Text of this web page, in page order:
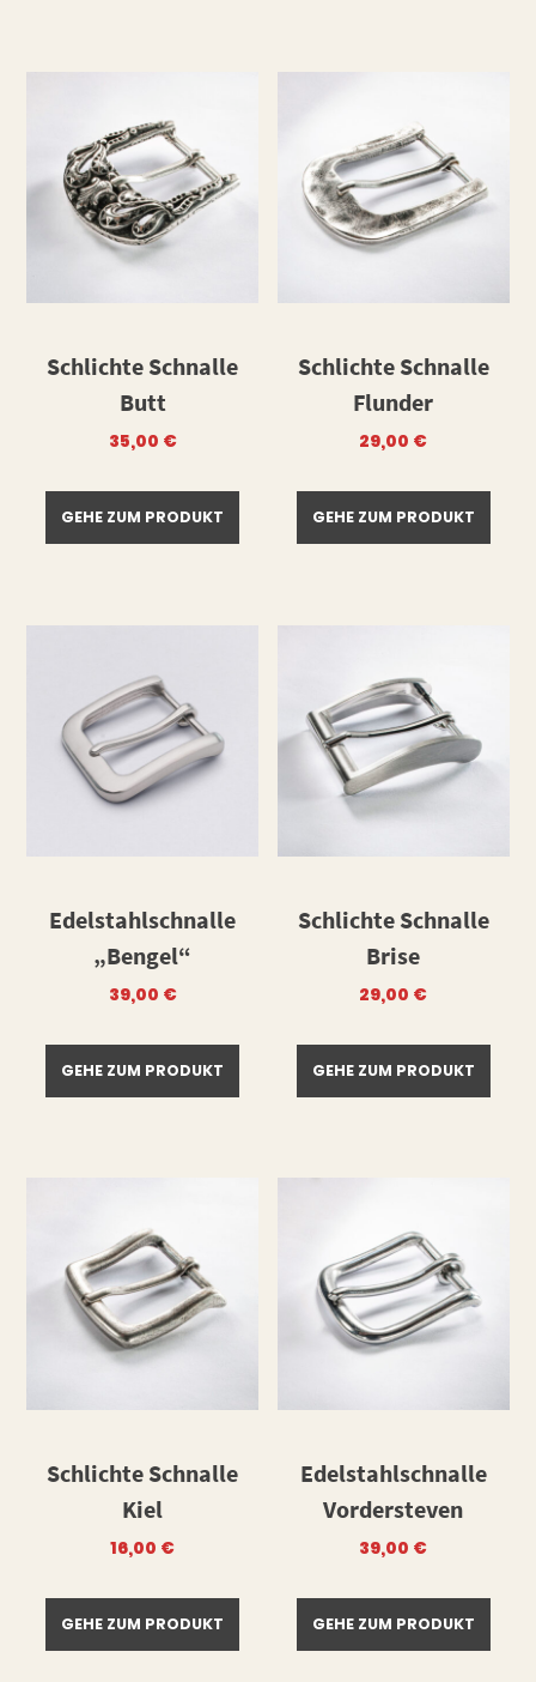
Schlichte Schnalle
Butt
35,00 €
GEHE ZUM PRODUKT
Schlichte Schnalle
Flunder
29,00 €
GEHE ZUM PRODUKT
Edelstahlschnalle
„Bengel“
39,00 €
GEHE ZUM PRODUKT
Schlichte Schnalle
Brise
29,00 €
GEHE ZUM PRODUKT
Schlichte Schnalle
Kiel
16,00 €
GEHE ZUM PRODUKT
Edelstahlschnalle
Vordersteven
39,00 €
GEHE ZUM PRODUKT